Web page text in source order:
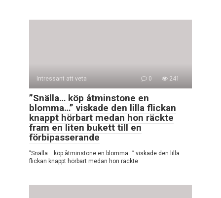
Intressant att veta 0 241
”Snälla… köp åtminstone en
blomma…” viskade den lilla flickan
knappt hörbart medan hon räckte
fram en liten bukett till en
förbipasserande
”Snälla… köp åtminstone en blomma…” viskade den lilla
flickan knappt hörbart medan hon räckte